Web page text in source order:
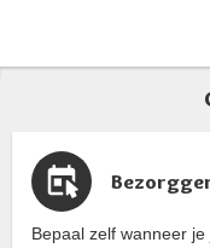
Bepaal zelf wanneer